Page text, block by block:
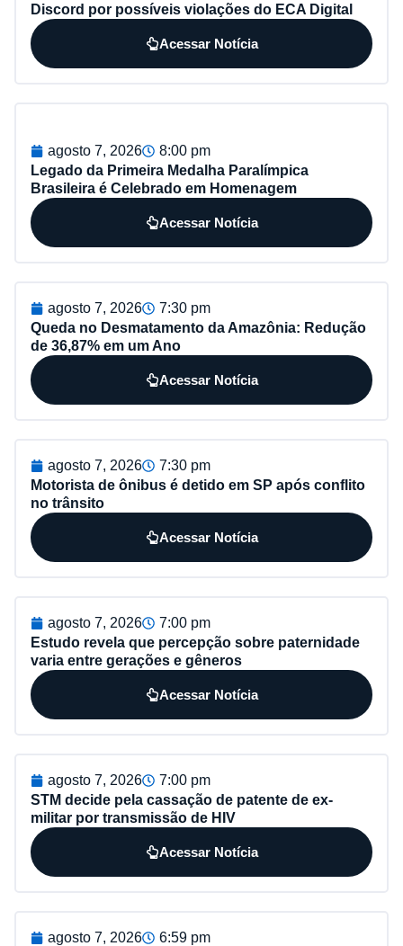
Discord por possíveis violações do ECA Digital
Acessar Notícia
agosto 7, 2026
8:00 pm
Legado da Primeira Medalha Paralímpica
Brasileira é Celebrado em Homenagem
Acessar Notícia
agosto 7, 2026
7:30 pm
Queda no Desmatamento da Amazônia: Redução
de 36,87% em um Ano
Acessar Notícia
agosto 7, 2026
7:30 pm
Motorista de ônibus é detido em SP após conflito
no trânsito
Acessar Notícia
agosto 7, 2026
7:00 pm
Estudo revela que percepção sobre paternidade
varia entre gerações e gêneros
Acessar Notícia
agosto 7, 2026
7:00 pm
STM decide pela cassação de patente de ex-
militar por transmissão de HIV
Acessar Notícia
agosto 7, 2026 6:59 pm